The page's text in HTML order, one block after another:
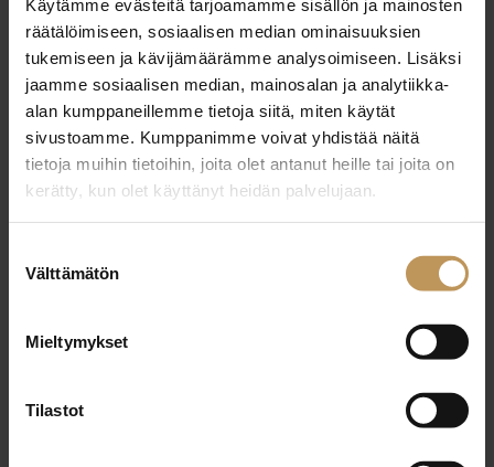
Käytämme evästeitä tarjoamamme sisällön ja mainosten
räätälöimiseen, sosiaalisen median ominaisuuksien
tukemiseen ja kävijämäärämme analysoimiseen. Lisäksi
jaamme sosiaalisen median, mainosalan ja analytiikka-
alan kumppaneillemme tietoja siitä, miten käytät
sivustoamme. Kumppanimme voivat yhdistää näitä
tietoja muihin tietoihin, joita olet antanut heille tai joita on
kerätty, kun olet käyttänyt heidän palvelujaan.
valinta
Välttämätön
Mieltymykset
Tilastot
29.2.2024
Nina Lång
Lue artikkeli